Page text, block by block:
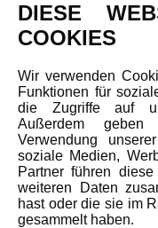
Newsletter
Über uns
Karriere
Amewi Kataloge
MEHR VON
DIESE
COOKIES
Wir verwenden
Funktionen für
die Zugriffe auf
Außerdem
Verwendung
soziale Medien,
Partner führen
weiteren Daten
hast oder die sie im
gesammelt haben.